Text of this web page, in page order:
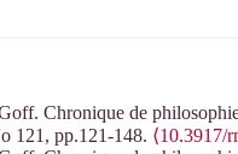
Chronique de
121, pp.121-148. ⟨10.3917/